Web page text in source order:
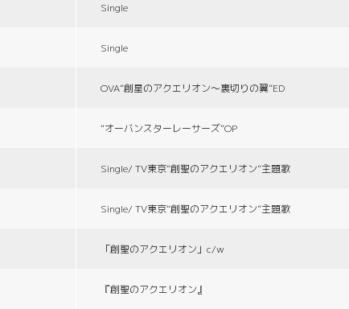
Single
Single
OVA“創星のアクエリオン〜裏切りの翼”ED
“オーバンスターレーサーズ”OP
Single/ TV東京“創聖のアクエリオン”主題歌
Single/ TV東京“創聖のアクエリオン”主題歌
「創聖のアクエリオン」c/w
『創聖のアクエリオン』